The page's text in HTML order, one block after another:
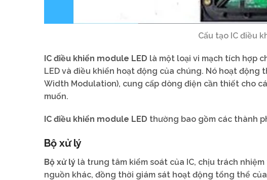
Cấu tạo IC điều
IC điều khiển module LED là một loại vi mạch tích hợp
LED và điều khiển hoạt động của chúng. Nó hoạt động
Width Modulation), cung cấp dòng điện cần thiết cho
muốn.
IC điều khiển module LED thường bao gồm các thành
Bộ xử lý
Bộ xử lý là trung tâm kiểm soát của IC, chịu trách
nguồn khác, đồng thời giám sát hoạt động tổng thể